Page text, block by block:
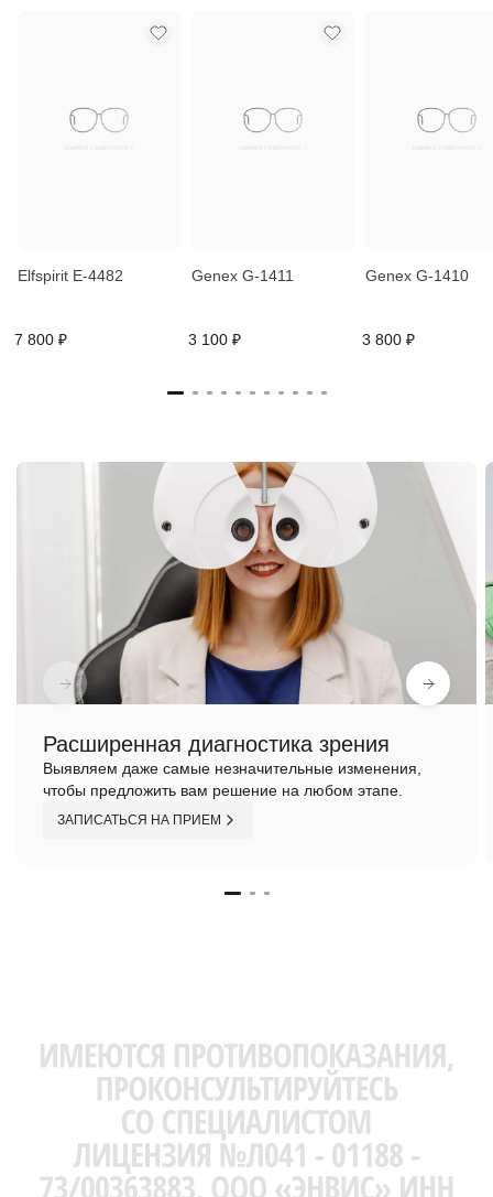
Elfspirit E-4482
7 800 ₽
Genex G-1411
3 100 ₽
Genex G-1410
3 800 ₽
Расширенная диагностика зрения
Выявляем даже самые незначительные изменения,
чтобы предложить вам решение на любом этапе.
ЗАПИСАТЬСЯ НА ПРИЕМ